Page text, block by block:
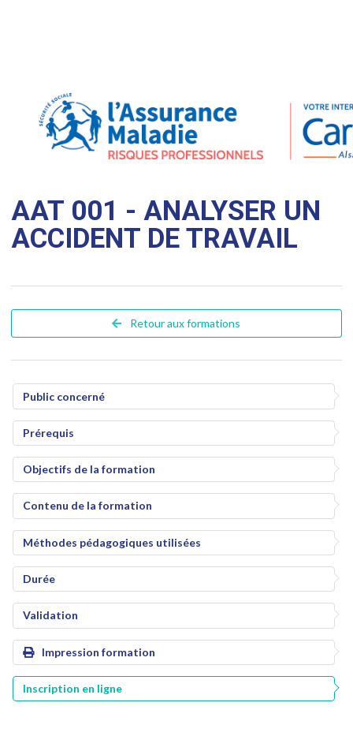
AAT 001 - ANALYSER UN
ACCIDENT DE TRAVAIL
Retour aux formations
Public concerné
Prérequis
Objectifs de la formation
Contenu de la formation
Méthodes pédagogiques utilisées
Durée
Validation
Impression formation
Inscription en ligne